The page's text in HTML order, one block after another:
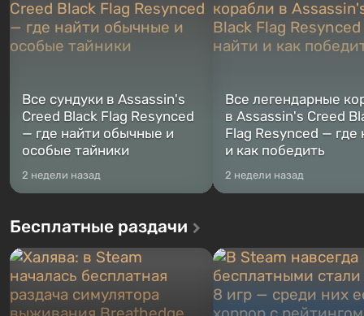
Все сундуки в Assassin's
Creed Black Flag Resynced
— где найти обычные и
особые тайники
2 недели назад
Все легендарные
в Assassin's Creed
Flag Resynced — где
и как победить
2 недели назад
Бесплатные раздачи